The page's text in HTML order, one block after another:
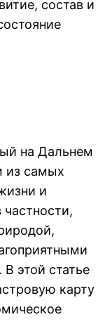
состав и
на Дальнем
из самых
и
этой статье
карту